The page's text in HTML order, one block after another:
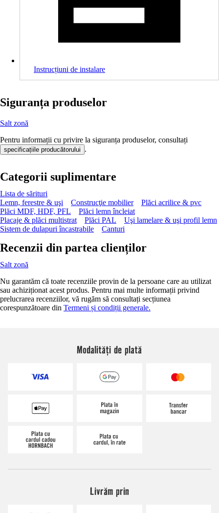
Instrucțiuni de instalare
Siguranța produselor
Salt zonă
Pentru informații cu privire la siguranța produselor, consultați
specificațiile producătorului .
Categorii suplimentare
Lista de sărituri
Lemn, ferestre & uşi
Construcţie mobilier
Plăci acrilice & pvc
Plăci MDF, HDF, PFL
Plăci lemn încleiat
Placaje & plăci multistrat
Plăci PAL
Uşi lamelare & uşi profil lemn
Sistem de dulapuri încastrabile
Canturi
Recenzii din partea clienților
Salt zonă
Nu garantăm că toate recenziile provin de la persoane care au utilizat
sau achiziționat acest produs. Pentru mai multe informații privind
prelucrarea recenziilor, vă rugăm să consultați secțiunea
corespunzătoare din Termeni și condiții generale.
Modalități de plată
Livrăm prin